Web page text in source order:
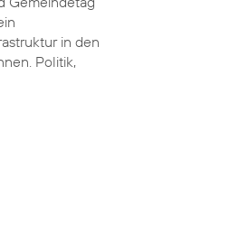
in den
Politik,